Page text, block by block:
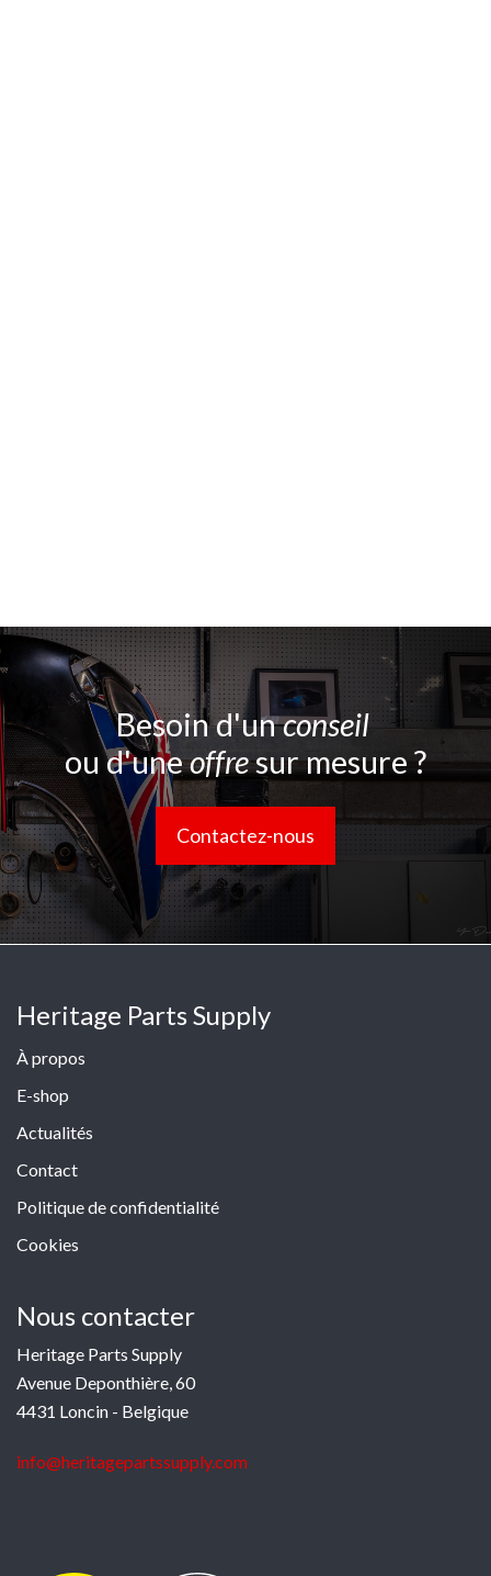
Besoin d'unconseil
ou d'uneoffresur mesure ?
Contactez-nous
Heritage Parts Supply
À propos
E-shop
Actualités
Contact
Politique de confidentialité
Cookies
Nous contacter
Heritage Parts Supply
Avenue Deponthière, 60
4431 Loncin - Belgique
info@heritagepartssupply.com